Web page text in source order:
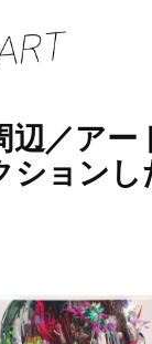
辺／アー
ションし